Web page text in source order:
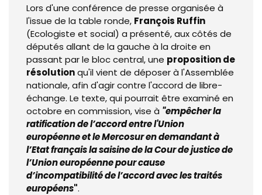
Lors d'une conférence de presse organisée à
l'issue de la table ronde, François Ruffin
(Ecologiste et social) a présenté, aux côtés de
députés allant de la gauche à la droite en
passant par le bloc central, une proposition de
résolutionqu'il vient de déposer à l'Assemblée
nationale, afin d'agir contre l'accord de libre-
échange. Le texte, qui pourrait être examiné en
octobre en commission, vise à "empêcher la
ratification de l’accord entre l'Union
européenne et le Mercosur en demandant à
l’Etat français la saisine de la Cour de justice de
l’Union européenne pour cause
d’incompatibilité de l’accord avec les traités
européens".